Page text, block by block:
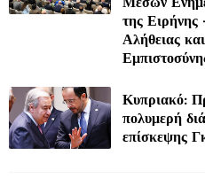
της
Αλήθειας
Κυπριακό:
πολυμερή
επίσκεψης